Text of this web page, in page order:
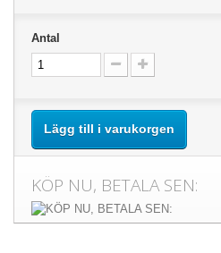
Antal
Lägg till i varukorgen
KÖP NU, BETALA SEN: